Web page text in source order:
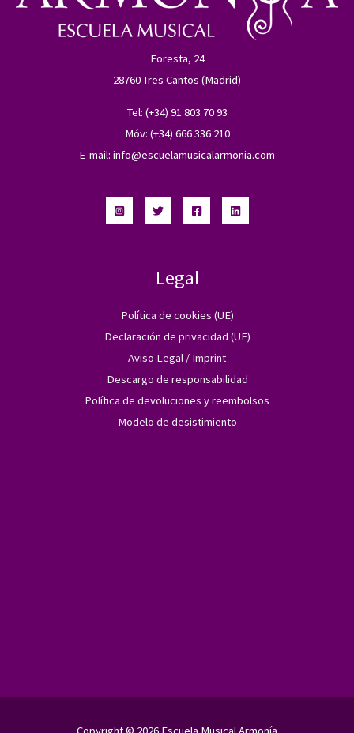
Foresta, 24
28760 Tres Cantos (Madrid)
Tel: (+34) 91 803 70 93
Móv: (+34) 666 336 210
E-mail: info@escuelamusicalarmonia.com
Legal
Política de cookies (UE)
Declaración de privacidad (UE)
Aviso Legal / Imprint
Descargo de responsabilidad
Política de devoluciones y reembolsos
Modelo de desistimiento